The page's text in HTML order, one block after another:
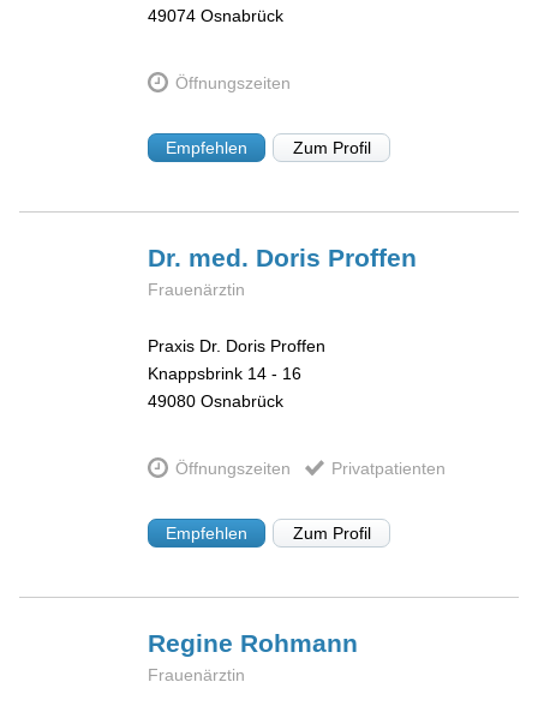
49074 Osnabrück
Öffnungszeiten
Empfehlen Zum Profil
Dr. med. Doris Proffen
Frauenärztin
Praxis Dr. Doris Proffen
Knappsbrink 14 - 16
49080 Osnabrück
Öffnungszeiten Privatpatienten
Empfehlen Zum Profil
Regine Rohmann
Frauenärztin